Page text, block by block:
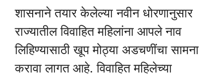
शासनाने तयार केलेल्या नवीन धोरणानुसार
राज्यातील विवाहित महिलांना आपले नाव
लिहिण्यासाठी खूप मोठ्या अडचणींचा सामना
करावा लागत आहे. विवाहित महिलेच्या